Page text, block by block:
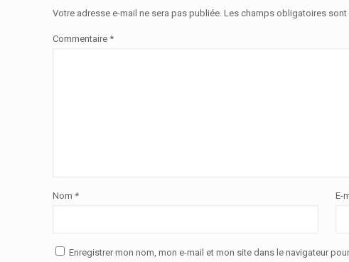
Votre adresse e-mail ne sera pas publiée. Les champs obligatoires sont
Commentaire *
Nom * E-
Enregistrer mon nom, mon e-mail et mon site dans le navigateur